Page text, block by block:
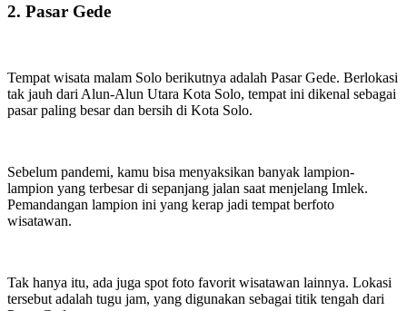
2. Pasar Gede
Tempat wisata malam Solo berikutnya adalah Pasar Gede. Berlokasi
tak jauh dari Alun-Alun Utara Kota Solo, tempat ini dikenal sebagai
pasar paling besar dan bersih di Kota Solo.
Sebelum pandemi, kamu bisa menyaksikan banyak lampion-
lampion yang terbesar di sepanjang jalan saat menjelang Imlek.
Pemandangan lampion ini yang kerap jadi tempat berfoto
wisatawan.
Tak hanya itu, ada juga spot foto favorit wisatawan lainnya. Lokasi
tersebut adalah tugu jam, yang digunakan sebagai titik tengah dari